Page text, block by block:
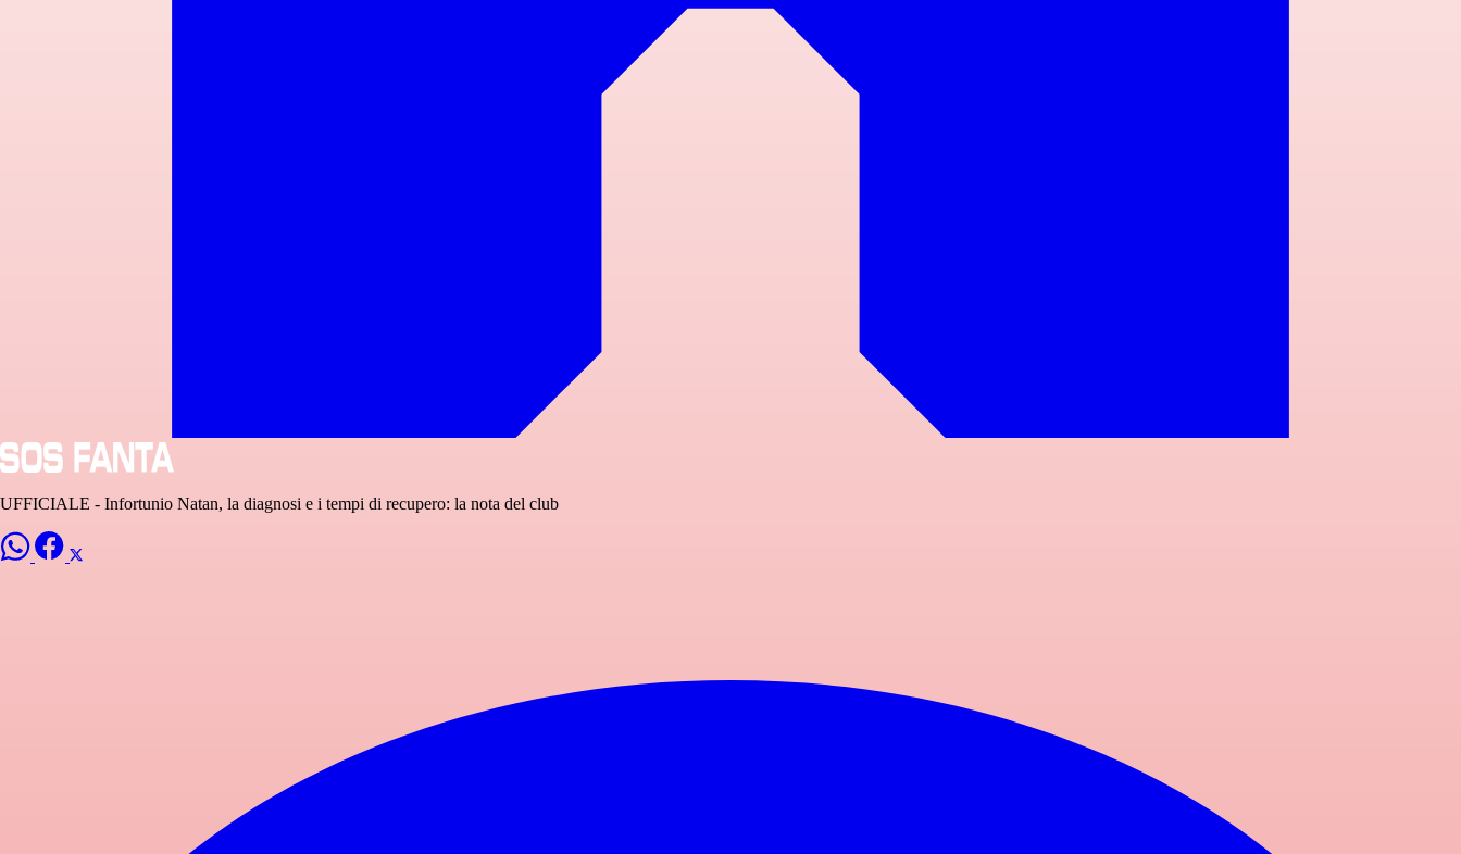
UFFICIALE - Infortunio Natan, la diagnosi e i tempi di recupero: la nota del club